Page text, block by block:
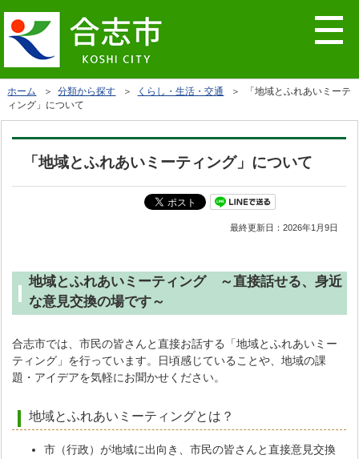
ホーム ＞分類から探す ＞ くらし・生活・交通
＞ 「地域とふれあいミーテ
ィング」について
「地域とふれあいミーティング」について
最終更新日：2026年1月9日
地域とふれあいミーティング ～直接話せる、身近
な意見交換の場です～
合志市では、市民の皆さんと直接お話する「地域とふれあいミー
ティング」を行っています。日頃感じていることや、地域の課
題・アイデアを気軽にお聞かせください。
地域とふれあいミーティングとは？
市（行政）が地域に出向き、市民の皆さんと直接意見交換